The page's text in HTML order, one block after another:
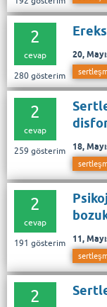
2
cevap
280 gösterim
20,
2
cevap
259 gösterim 18,
2
cevap
191 gösterim 11,
2